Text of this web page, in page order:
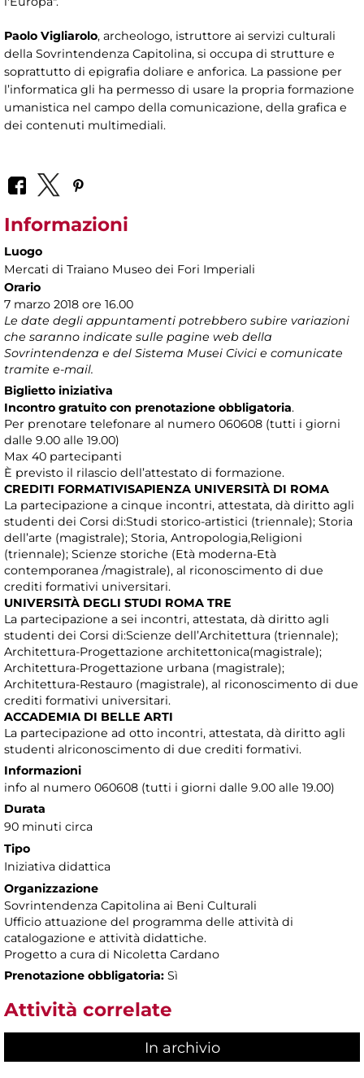
Paolo Vigliarolo, archeologo, istruttore ai servizi culturali
della Sovrintendenza Capitolina, si occupa di strutture e
soprattutto di epigrafia doliare e anforica. La passione per
l’informatica gli ha permesso di usare la propria formazione
umanistica nel campo della comunicazione, della grafica e
dei contenuti multimediali.
Informazioni
Luogo
Mercati di Traiano Museo dei Fori Imperiali
Orario
7 marzo 2018 ore 16.00
Le date degli appuntamenti potrebbero subire variazioni
che saranno indicate sulle pagine web della
Sovrintendenza e del Sistema Musei Civici e comunicate
tramite e-mail.
Biglietto iniziativa
Incontro gratuito con prenotazione obbligatoria.
Per prenotare telefonare al numero 060608 (tutti i giorni
dalle 9.00 alle 19.00)
Max 40 partecipanti
È previsto il rilascio dell’attestato di formazione.
CREDITI FORMATIVISAPIENZA UNIVERSITÀ DI ROMA
La partecipazione a cinque incontri, attestata, dà diritto agli
studenti dei Corsi di:Studi storico-artistici (triennale); Storia
dell’arte (magistrale); Storia, Antropologia,Religioni
(triennale); Scienze storiche (Età moderna-Età
contemporanea /magistrale), al riconoscimento di due
crediti formativi universitari.
UNIVERSITÀ DEGLI STUDI ROMA TRE
La partecipazione a sei incontri, attestata, dà diritto agli
studenti dei Corsi di:Scienze dell’Architettura (triennale);
Architettura-Progettazione architettonica(magistrale);
Architettura-Progettazione urbana (magistrale);
Architettura-Restauro (magistrale), al riconoscimento di due
crediti formativi universitari.
ACCADEMIA DI BELLE ARTI
La partecipazione ad otto incontri, attestata, dà diritto agli
studenti alriconoscimento di due crediti formativi.
Informazioni
info al numero 060608 (tutti i giorni dalle 9.00 alle 19.00)
Durata
90 minuti circa
Tipo
Iniziativa didattica
Organizzazione
Sovrintendenza Capitolina ai Beni Culturali
Ufficio attuazione del programma delle attività di
catalogazione e attività didattiche.
Progetto a cura di Nicoletta Cardano
Prenotazione obbligatoria: Sì
Attività correlate
In archivio